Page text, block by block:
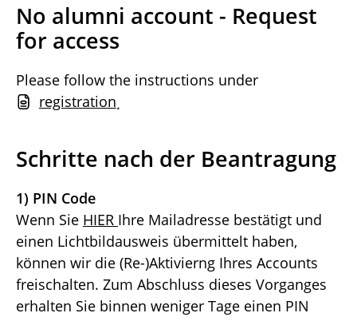
No alumni account - Request
for access
Please follow the instructions under
registration.
Schritte nach der Beantragung
1) PIN Code
Wenn Sie HIER Ihre Mailadresse bestätigt und
einen Lichtbildausweis übermittelt haben,
können wir die (Re-)Aktivierng Ihres Accounts
freischalten. Zum Abschluss dieses Vorganges
erhalten Sie binnen weniger Tage einen PIN